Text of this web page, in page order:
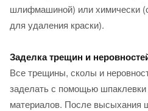
шлифмашиной) или химически
для удаления краски).
Заделка трещин и
Все трещины, сколы и
заделать с помощью
материалов. После высыхания